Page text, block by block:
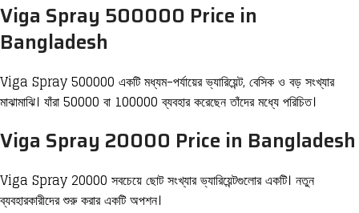
Viga Spray 500000 Price in
Bangladesh
Viga Spray 500000 একটি মধ্যম-পর্যায়ের ভ্যারিয়েন্ট, বেসিক ও বড় সংখ্যার
মাঝামাঝি। যাঁরা 50000 বা 100000 ব্যবহার করেছেন তাঁদের মধ্যে পরিচিত।
Viga Spray 20000 Price in Bangladesh
Viga Spray 20000 সবচেয়ে ছোট সংখ্যার ভ্যারিয়েন্টগুলোর একটি। নতুন
ব্যবহারকারীদের শুরু করার একটি অপশন।